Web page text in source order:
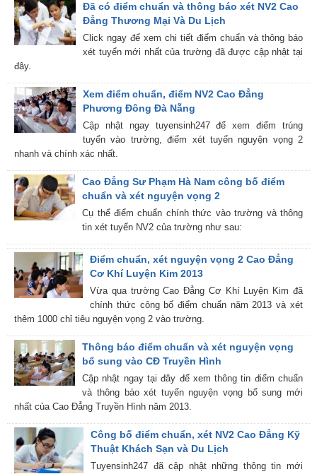
Đã có điểm chuẩn và thông báo xét NV2 Cao
Đẳng Thương Mại Và Du Lịch
Click ngay để xem chi tiết điểm chuẩn và thông báo
xét tuyển mới nhất của trường đã được cập nhật tại
đây.
Xem điểm chuẩn, điểm NV2 Cao Đẳng
Phương Đông Đà Nẵng
Cập nhật ngay tuyensinh247 để xem điểm trúng
tuyển vào trường, điểm xét tuyển nguyện vọng 2
nhanh và chính xác nhất.
Cao Đẳng Sư Phạm Hà Nam công bố điểm
chuẩn và xét nguyện vọng 2
Cụ thể điểm chuẩn chính thức vào trường và thông
tin xét tuyển NV2 của trường như sau:
Điểm chuẩn, xét nguyện vọng 2 Cao Đẳng
Cơ Khí Luyện Kim 2013
Vừa qua trường Cao Đẳng Cơ Khí Luyện Kim đã
chính thức công bố điểm chuẩn năm 2013 và xét
thêm 1000 chỉ tiêu nguyện vọng 2 vào trường.
Thông báo điểm chuẩn và xét nguyện vọng
bổ sung vào CĐ Truyền Hình
Cập nhật ngay tại đây để xem thông tin điểm chuẩn
và thông báo xét tuyển nguyện vọng bổ sung mới
nhất của Cao Đẳng Truyền Hình năm 2013.
Công bố điểm chuẩn, xét NV2 Cao Đẳng Kỹ
Thuật Khách Sạn và Du Lịch
Tuyensinh247 đã cập nhật những thông tin mới